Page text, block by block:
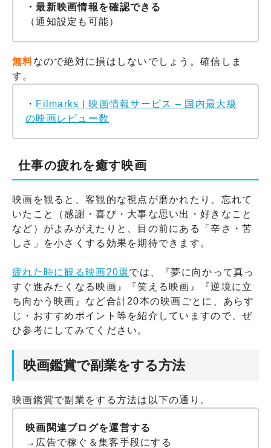
・最新映画情報を確認できる
（通知設定も可能）
無料なので絶対に損はしないでしょう。確信しま
す。
・ Filmarks | 映画情報サービス – 国内最大級
の映画レビュー数
仕事の疲れを癒す映画
映画を観ると、客観的な視点が磨かれたり、忘れて
いたこと（感謝・喜び・大事な思い出・好きなこと
など）がよみがえたりと、目の前にある「辛さ・苦
しさ」を小さくする効果を期待できます。
疲れた時に観る映画20選では、『夢に向かって真っ
すぐ進みたくなる映画』『笑える映画』『逆境に立
ち向かう映画』など合計20本の映画ごとに、あらす
じ・おすすめポイント等を紹介していますので、ぜ
ひ参考にしてみてください。
映画鑑賞で副業をする方法
映画鑑賞で副業をする方法は以下の通り。
映画関連ブログを運営する
→広告で稼ぐ＆集客手段にする